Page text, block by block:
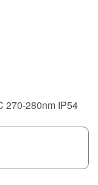
270-280nm IP54